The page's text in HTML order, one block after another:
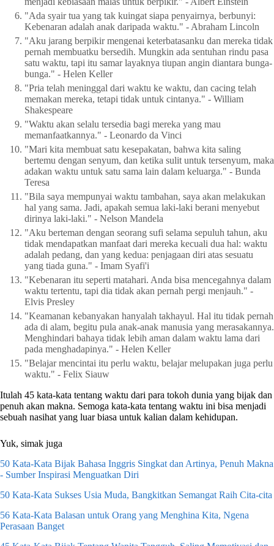
"Ada syair tua yang tak kuingat siapa penyairnya, berbunyi:
Kebenaran adalah anak daripada waktu." - Abraham Lincoln
"Aku jarang berpikir mengenai keterbatasanku dan mereka tidak
pernah membuatku bersedih. Mungkin ada sentuhan rindu pasa
satu waktu, tapi itu samar layaknya tiupan angin diantara bunga-
bunga." - Helen Keller
"Pria telah meninggal dari waktu ke waktu, dan cacing telah
memakan mereka, tetapi tidak untuk cintanya." - William
Shakespeare
"Waktu akan selalu tersedia bagi mereka yang mau
memanfaatkannya." - Leonardo da Vinci
"Mari kita membuat satu kesepakatan, bahwa kita saling
bertemu dengan senyum, dan ketika sulit untuk tersenyum, maka
adakan waktu untuk satu sama lain dalam keluarga." - Bunda
Teresa
"Bila saya mempunyai waktu tambahan, saya akan melakukan
hal yang sama. Jadi, apakah semua laki-laki berani menyebut
dirinya laki-laki." - Nelson Mandela
"Aku berteman dengan seorang sufi selama sepuluh tahun, aku
tidak mendapatkan manfaat dari mereka kecuali dua hal: waktu
adalah pedang, dan yang kedua: penjagaan diri atas sesuatu
yang tiada guna." - Imam Syafi'i
"Kebenaran itu seperti matahari. Anda bisa mencegahnya dalam
waktu tertentu, tapi dia tidak akan pernah pergi menjauh." -
Elvis Presley
"Keamanan kebanyakan hanyalah takhayul. Hal itu tidak pernah
ada di alam, begitu pula anak-anak manusia yang merasakannya.
Menghindari bahaya tidak lebih aman dalam waktu lama dari
pada menghadapinya." - Helen Keller
"Belajar mencintai itu perlu waktu, belajar melupakan juga perlu
waktu." - Felix Siauw
Itulah 45 kata-kata tentang waktu dari para tokoh dunia yang bijak dan
penuh akan makna. Semoga kata-kata tentang waktu ini bisa menjadi
sebuah nasihat yang luar biasa untuk kalian dalam kehidupan.
Yuk, simak juga
50 Kata-Kata Bijak Bahasa Inggris Singkat dan Artinya, Penuh Makna
- Sumber Inspirasi Menguatkan Diri
50 Kata-Kata Sukses Usia Muda, Bangkitkan Semangat Raih Cita-cita
56 Kata-Kata Balasan untuk Orang yang Menghina Kita, Ngena
Perasaan Banget